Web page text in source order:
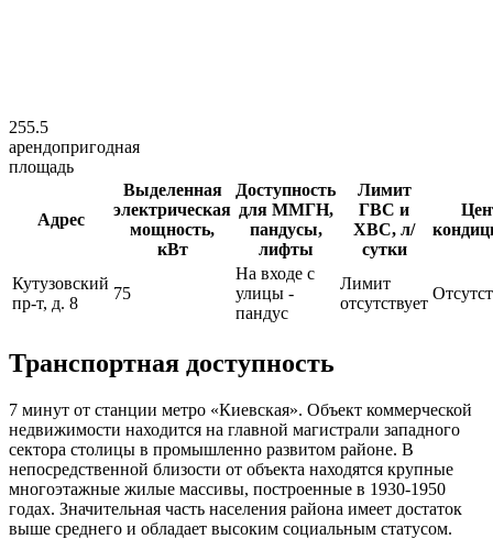
255.5
арендопригодная
площадь
Адрес
Выделенная
электрическая
мощность,
кВт
Доступность
для ММГН,
пандусы,
лифты
Лимит
ГВС и
ХВС, л/
сутки
Кутузовский
пр-т, д. 8
75
На входе с
улицы -
пандус
Лимит
отсутствует
Транспортная доступность
7 минут от станции метро «Киевская». Объект коммерческой
недвижимости находится на главной магистрали западного
сектора столицы в промышленно развитом районе. В
непосредственной близости от объекта находятся крупные
многоэтажные жилые массивы, построенные в 1930-1950
годах. Значительная часть населения района имеет достаток
выше среднего и обладает высоким социальным статусом.